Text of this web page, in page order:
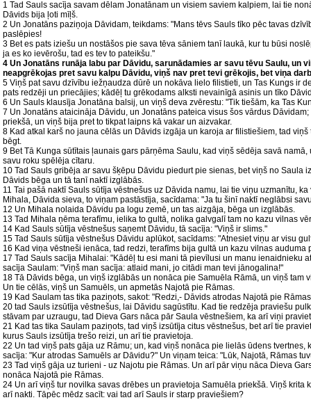
1 Tad Sauls sacīja savam dēlam Jonatānam un visiem saviem kalpiem, lai tie
Dāvids bija ļoti mīļš.
2 Un Jonatāns paziņoja Dāvidam, teikdams: "Mans tēvs Sauls tīko pēc tavas
paslēpies!
3 Bet es pats iziešu un nostāšos pie sava tēva sāniem tanī laukā, kur tu būsi
ja es ko ievērošu, tad es tev to pateikšu."
4 Un Jonatāns runāja labu par Dāvidu, sarunādamies ar savu tēvu Saulu, un
neapgrēkojas pret savu kalpu Dāvidu, viņš nav pret tevi grēkojis, bet viņa
5 Viņš pat savu dzīvību iežņaudza dūrē un nokāva lielo filistieti, un Tas Kungs ir
pats redzēji un priecājies; kādēļ tu grēkodams alksti nevainīgā asinis un tīko
6 Un Sauls klausīja Jonatāna balsij, un viņš deva zvērestu: "Tik tiešām, ka Tas
7 Un Jonatāns ataicināja Dāvidu, un Jonatāns pateica visus šos vārdus
priekšā, un viņš bija pret to tikpat laipns kā vakar un aizvakar.
8 Kad atkal karš no jauna cēlās un Dāvids izgāja un karoja ar filistiešiem, tad
bēgt.
9 Bet Tā Kunga sūtītais ļaunais gars pārņēma Saulu, kad viņš sēdēja savā
savu roku spēlēja cītaru.
10 Tad Sauls gribēja ar savu šķēpu Dāvidu piedurt pie sienas, bet viņš no Saula
Dāvids bēga un tā tanī naktī izglābās.
11 Tai pašā naktī Sauls sūtīja vēstnešus uz Dāvida namu, lai tie viņu uzmanītu,
Mihala, Dāvida sieva, to viņam pastāstīja, sacīdama: "Ja tu šinī naktī neglābsi
12 Un Mihala nolaida Dāvidu pa logu zemē, un tas aizgāja, bēga un izglābās.
13 Tad Mihala ņēma terafīmu, ielika to gultā, nolika galvgalī tam no kazu vilnas
14 Kad Sauls sūtīja vēstnešus saņemt Dāvidu, tā sacīja: "Viņš ir slims."
15 Tad Sauls sūtīja vēstnešus Dāvidu aplūkot, sacīdams: "Atnesiet viņu ar visu
16 Kad viņa vēstneši ienāca, tad redzi, terafīms bija gultā un kazu vilnas
17 Tad Sauls sacīja Mihalai: "Kādēļ tu esi mani tā pievīlusi un manu ienaidnieku
sacīja Saulam: "Viņš man sacīja: atlaid mani, jo citādi man tevi jānogalina!"
18 Tā Dāvids bēga, un viņš izglābās un nonāca pie Samuēla Rāmā, un viņš tam
Un tie cēlās, viņš un Samuēls, un apmetās Najotā pie Rāmas.
19 Kad Saulam tas tika paziņots, sakot: "Redzi,- Dāvids atrodas Najotā pie
20 tad Sauls izsūtīja vēstnešus, lai Dāvidu sagūstītu. Kad tie redzēja praviešu
stāvam par uzraugu, tad Dieva Gars nāca pār Saula vēstnešiem, ka arī viņi
21 Kad tas tika Saulam paziņots, tad viņš izsūtīja citus vēstnešus, bet arī tie
kurus Sauls izsūtīja trešo reizi, un arī tie pravietoja.
22 Un tad viņš pats gāja uz Rāmu; un, kad viņš nonāca pie lielās ūdens tvertnes,
sacīja: "Kur atrodas Samuēls ar Dāvidu?" Un viņam teica: "Lūk, Najotā, Rāmas
23 Tad viņš gāja uz turieni - uz Najotu pie Rāmas. Un arī pār viņu nāca Dieva
nonāca Najotā pie Rāmas.
24 Un arī viņš tur novilka savas drēbes un pravietoja Samuēla priekšā. Viņš krita
arī nakti. Tāpēc mēdz sacīt: vai tad arī Sauls ir starp praviešiem?